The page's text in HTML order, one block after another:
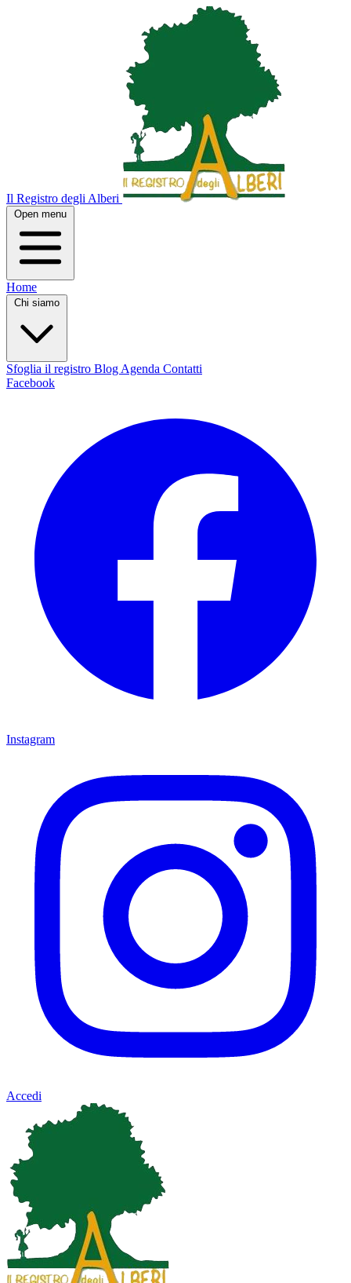
Il Registro degli Alberi
Open menu
Home
Chi siamo
Sfoglia il registro Blog Agenda Contatti
Facebook
Instagram
Accedi